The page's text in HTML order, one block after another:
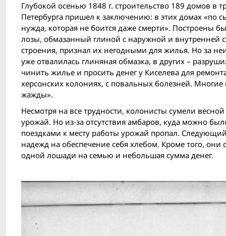
Глубокой осенью 1848 г. строительство 189 домов
Петербурга пришел к заключению: в этих домах «по
нужда, которая не боится даже смерти». Построены
лозы, обмазанный глиной с наружной и
строения, признал их негодными для жилья. Но за
уже отвалилась глиняная обмазка, в других –
чинить жилье и просить денег у Киселева для
херсонских колониях, с повальных болезней.
жажды».
Несмотря на все трудности, колонисты сумели
урожай. Но из-за отсутствия амбаров, куда можно
поездками к месту работы урожай пропал.
надежд на обеспечение себя хлебом. Кроме того,
одной лошади на семью и небольшая сумма денег.